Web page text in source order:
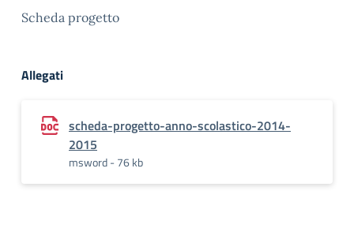
Scheda progetto
Allegati
scheda-progetto-anno-scolastico-2014-
2015
msword - 76 kb